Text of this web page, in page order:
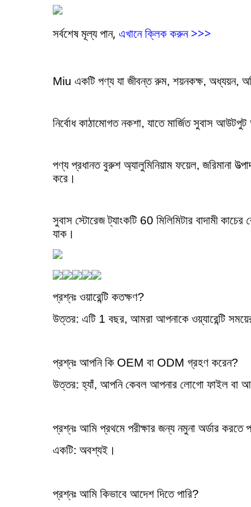
সর্বশেষ মূল্য পান, এখানে ক্লিক করুন >>>
Miu একটি পণ্য যা জীবন্ত রুম, শয়নকক্ষ, অধ্যয়ন,
নির্বোধ কাঠামোগত নকশা, যাতে মার্জিত সুবাস
পণ্য প্রধানত বুরুশ অ্যালুমিনিয়াম ফয়েল, জরিমানা
করে।
সুবাস স্টোরেজ ট্যাংকটি 60 মিলিমিটার বাদামী
যাক।
প্রশ্নঃ ওয়ারেন্টি কতক্ষণ?
উত্তর: এটি 1 বছর, আমরা আপনাকে ওয়্যারেন্টি
প্রশ্নঃ আপনি কি OEM বা ODM গ্রহণ করেন?
উত্তর: হ্যাঁ, আপনি কেবল আপনার লোগো ফাইল বা
প্রশ্নঃ আমি প্রথমে পরীক্ষার জন্য নমুনা অর্ডার করতে
একটি: অবশ্যই।
প্রশ্নঃ আমি কিভাবে আদেশ দিতে পারি?